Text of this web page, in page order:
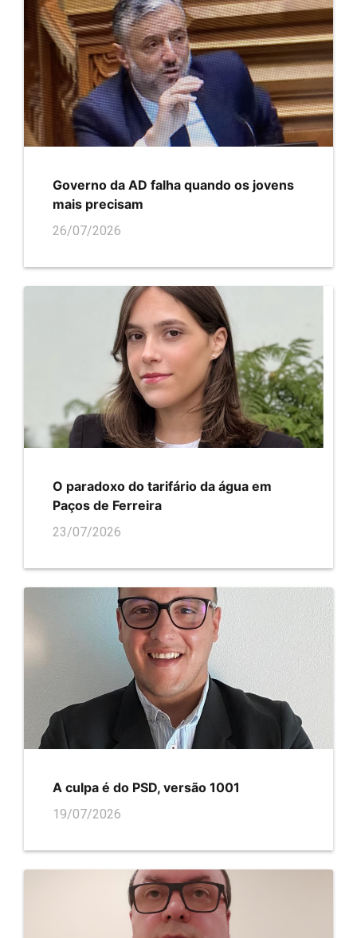
Governo da AD falha quando os jovens
mais precisam
26/07/2026
O paradoxo do tarifário da água em
Paços de Ferreira
23/07/2026
A culpa é do PSD, versão 1001
19/07/2026